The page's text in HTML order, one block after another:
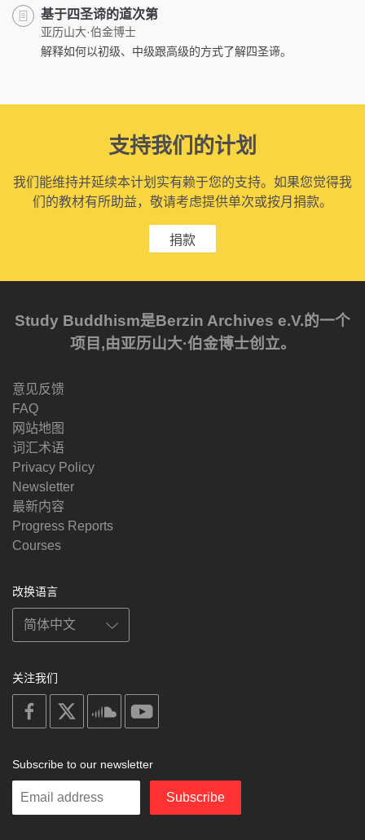
基于四圣谛的道次第
亚历山大·伯金博士
解释如何以初级、中级跟高级的方式了解四圣谛。
支持我们的计划
我们能维持并延续本计划实有赖于您的支持。如果您觉得我
们的教材有所助益，敬请考虑提供单次或按月捐款。
捐款
Study Buddhism是Berzin Archives e.V.的一个
项目,由亚历山大·伯金博士创立。
意见反馈
FAQ
网站地图
词汇术语
Privacy Policy
Newsletter
最新内容
Progress Reports
Courses
改换语言
关注我们
on
facebook
soundcloud
Subscribe to our newsletter
Enter
Subscribe